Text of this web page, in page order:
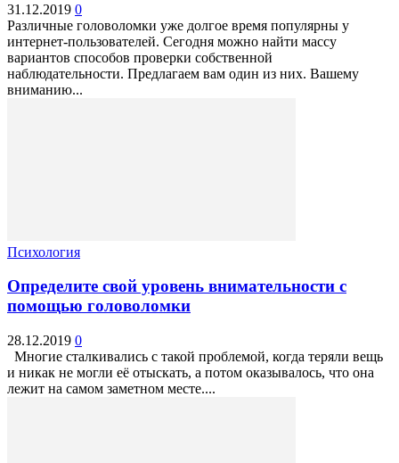
31.12.2019 0
Различные головоломки уже долгое время популярны у
интернет-пользователей. Сегодня можно найти массу
вариантов способов проверки собственной
наблюдательности. Предлагаем вам один из них. Вашему
вниманию...
Психология
Определите свой уровень внимательности с
помощью головоломки
28.12.2019 0
Многие сталкивались с такой проблемой, когда теряли вещь
и никак не могли её отыскать, а потом оказывалось, что она
лежит на самом заметном месте....